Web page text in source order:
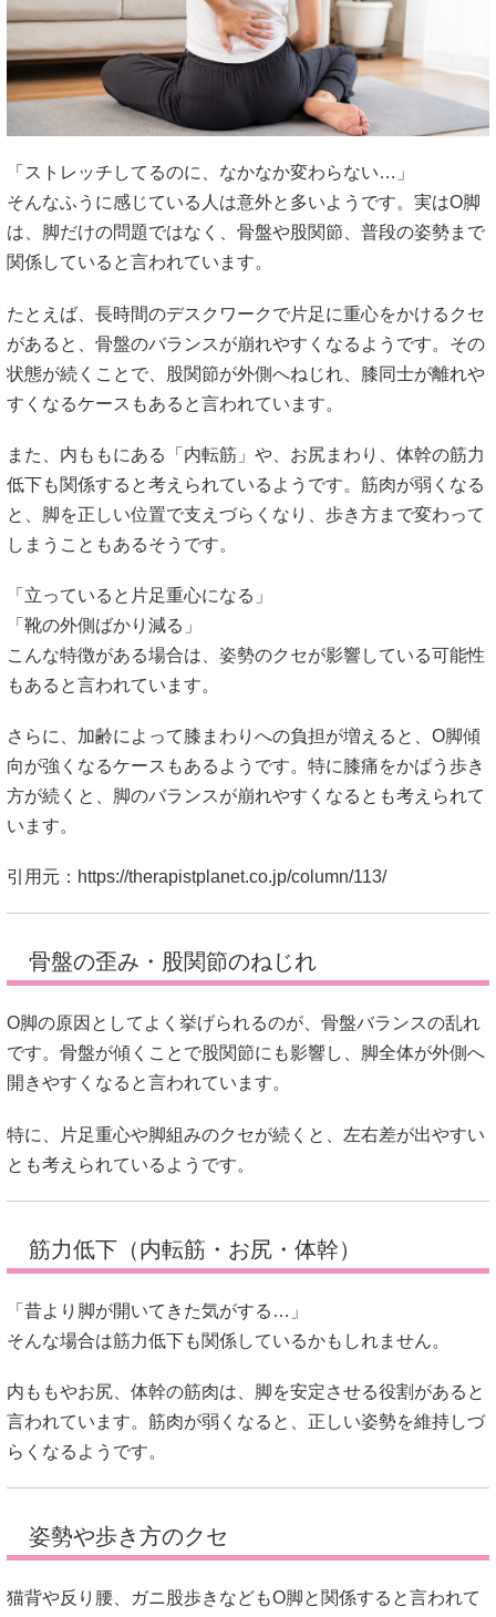
「ストレッチしてるのに、なかなか変わらない…」
そんなふうに感じている人は意外と多いようです。実はO脚
は、脚だけの問題ではなく、骨盤や股関節、普段の姿勢まで
関係していると言われています。
たとえば、長時間のデスクワークで片足に重心をかけるクセ
があると、骨盤のバランスが崩れやすくなるようです。その
状態が続くことで、股関節が外側へねじれ、膝同士が離れや
すくなるケースもあると言われています。
また、内ももにある「内転筋」や、お尻まわり、体幹の筋力
低下も関係すると考えられているようです。筋肉が弱くなる
と、脚を正しい位置で支えづらくなり、歩き方まで変わって
しまうこともあるそうです。
「立っていると片足重心になる」
「靴の外側ばかり減る」
こんな特徴がある場合は、姿勢のクセが影響している可能性
もあると言われています。
さらに、加齢によって膝まわりへの負担が増えると、O脚傾
向が強くなるケースもあるようです。特に膝痛をかばう歩き
方が続くと、脚のバランスが崩れやすくなるとも考えられて
います。
引用元： https://therapistplanet.co.jp/column/113/
骨盤の歪み・股関節のねじれ
O脚の原因としてよく挙げられるのが、骨盤バランスの乱れ
です。骨盤が傾くことで股関節にも影響し、脚全体が外側へ
開きやすくなると言われています。
特に、片足重心や脚組みのクセが続くと、左右差が出やすい
とも考えられているようです。
筋力低下（内転筋・お尻・体幹）
「昔より脚が開いてきた気がする…」
そんな場合は筋力低下も関係しているかもしれません。
内ももやお尻、体幹の筋肉は、脚を安定させる役割があると
言われています。筋肉が弱くなると、正しい姿勢を維持しづ
らくなるようです。
姿勢や歩き方のクセ
猫背や反り腰、ガニ股歩きなどもO脚と関係すると言われて